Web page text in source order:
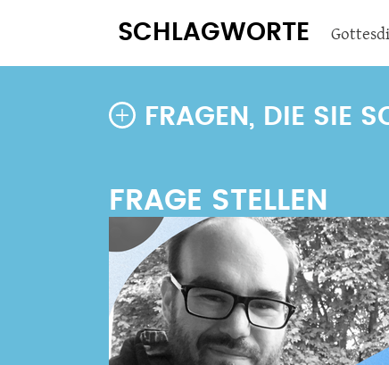
SCHLAGWORTE
FRAGEN, DIE SIE